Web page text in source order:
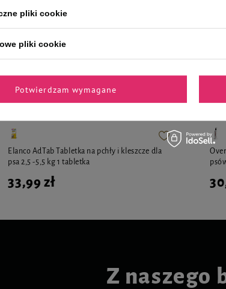
i polecane
Elanco AdTab Tabletka na pchły i kleszcze dla
psa 2,5 -5,5 kg 1 tabletka
33,99 zł
Z naszego
pliki cookie
pliki cookie
Potwierdzam wymagane